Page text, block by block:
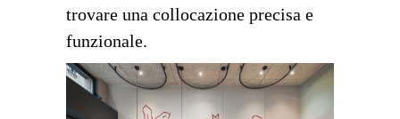
trovare una collocazione precisa e
funzionale.